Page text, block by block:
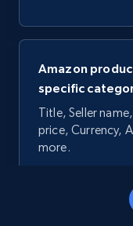
Amazon
specific
Title, Seller
price, Currency,
more.